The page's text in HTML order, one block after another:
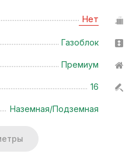
Нет
Газоблок
Премиум
16
Наземная/Подземная